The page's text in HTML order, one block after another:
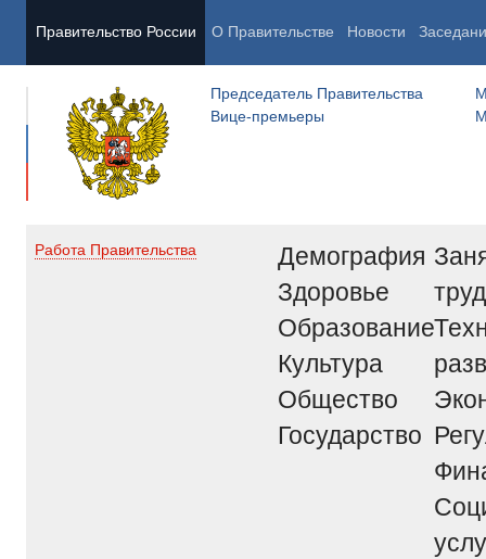
Правительство России О Правительстве Новости
Председатель Правительства
Вице-премьеры
Работа Правительства
Демография
Здоровье
Образование
Культура
Общество
Государство
труд